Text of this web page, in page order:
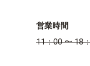
営業時間
11：00 〜 18